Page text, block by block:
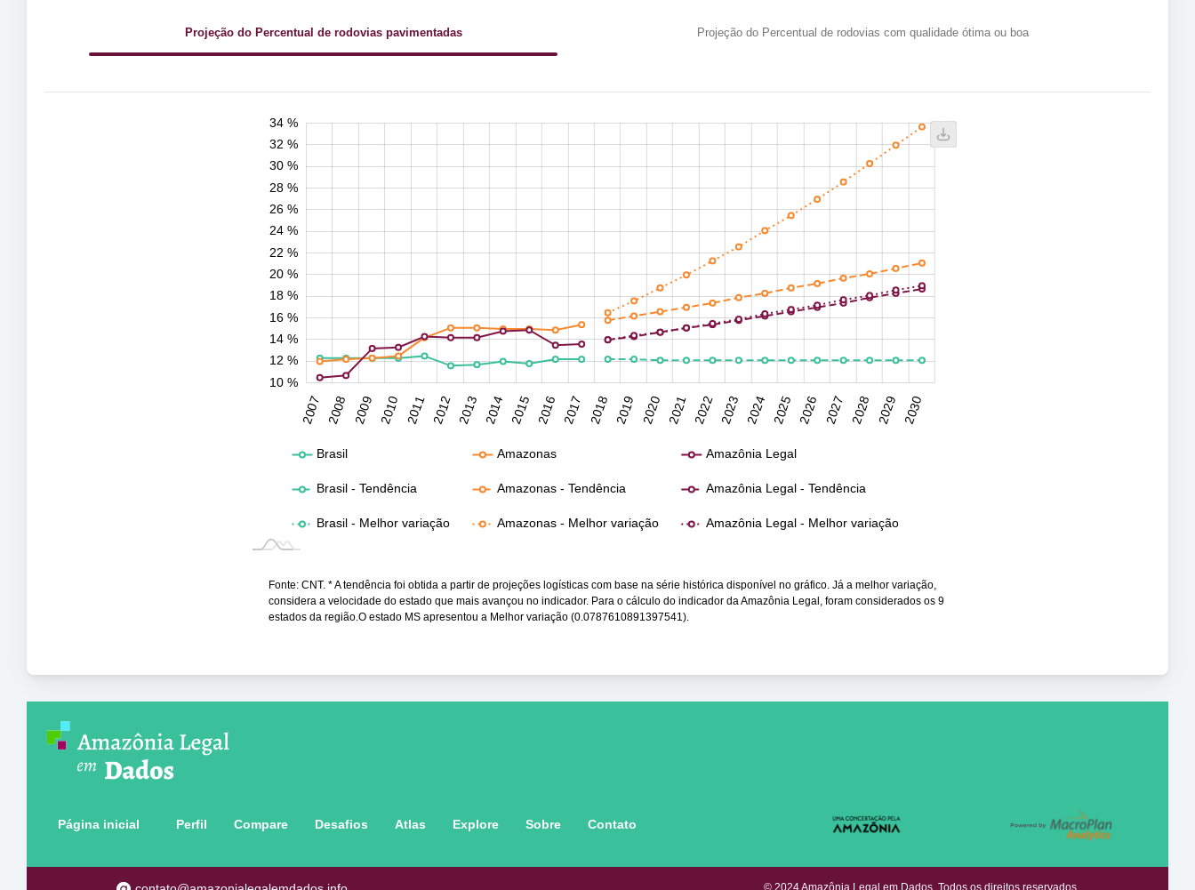
Projeção do Percentual de rodovias pavimentadas Projeção do Percentual de rodovias com qualidade ótima ou boa
10 %
10 %
12 %
14 %
16 %
18 %
20 %
22 %
24 %
26 %
28 %
30 %
32 %
34 %
2007 2008 2009 2010 2011 2012 2013 2014 2015 2016 2017 2018 2019 2020 2021 2022 2023 2024 2025 2026 2027 2028 2029 2030
2031
2032
Brasil Amazonas Amazônia Legal
Brasil - Tendência Amazonas - Tendência Amazônia Legal - Tendência
Brasil - Melhor variação Amazonas - Melhor variação Amazônia Legal - Melhor variação
Fonte: CNT. * A tendência foi obtida a partir de projeções logísticas com base na série histórica disponível no gráfico. Já a melhor variação,
considera a velocidade do estado que mais avançou no indicador. Para o cálculo do indicador da Amazônia Legal, foram considerados os 9
estados da região.O estado MS apresentou a Melhor variação (0.0787610891397541).
Página inicial Perfil Compare Desafios Atlas Explore Sobre Contato
© 2024 Amazônia Legal em Dados. Todos os direitos reservados.